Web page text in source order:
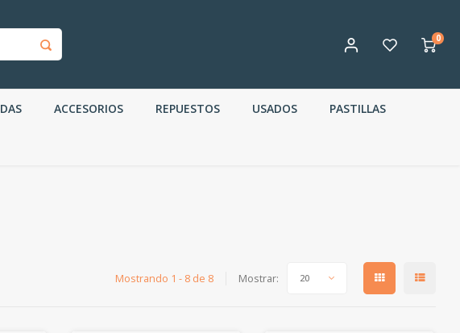
0
ACCESORIOS REPUESTOS USADOS PASTILLAS
Mostrando 1 - 8 de 8 Mostrar: 20